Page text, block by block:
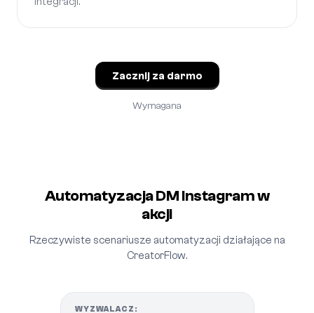
Zacznij za darmo
Wymagana
Automatyzacja DM Instagram w
akcji
Rzeczywiste scenariusze automatyzacji działające na
CreatorFlow.
WYZWALACZ: